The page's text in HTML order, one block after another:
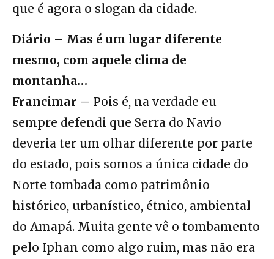
que é agora o slogan da cidade.
Diário – Mas é um lugar diferente
mesmo, com aquele clima de
montanha…
Francimar – Pois é, na verdade eu
sempre defendi que Serra do Navio
deveria ter um olhar diferente por parte
do estado, pois somos a única cidade do
Norte tombada como patrimônio
histórico, urbanístico, étnico, ambiental
do Amapá. Muita gente vê o tombamento
pelo Iphan como algo ruim, mas não era